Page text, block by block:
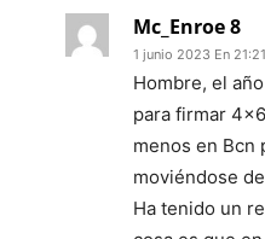
Mc_Enroe 8
1 junio 2023 En 21:21
Hombre, el
para firmar
menos en Bcn
moviéndose
Ha tenido un